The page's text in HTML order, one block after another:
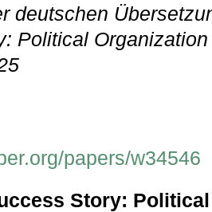
deutschen
Political
papers/w34546
Story: